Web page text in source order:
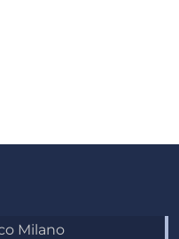
Milano